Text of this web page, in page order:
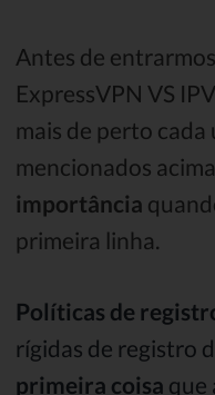
Antes de
ExpressVPN VS
mais de perto cada
mencionados
importância
primeira linha.
Políticas de
rígidas de registro
primeira coisa que